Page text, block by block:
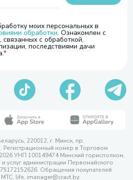
моих персональных в
обработки. Ознакомлен с
с обработкой,
последствиями дачи
220012, г. Минск, пр.
Регистрационный номер в Торговом
УНП 100149474 Минский горисполком,
услуг администрации Первомайского
Обращения покупателей
life, imanager@cravt.by.